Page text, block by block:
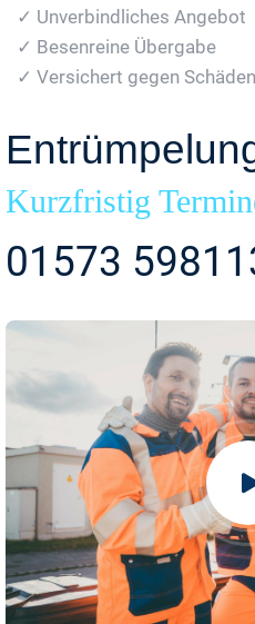
✓ Unverbindliches Angebot
✓ Besenreine Übergabe
✓ Versichert gegen Schäden
Kurzfristig
01573